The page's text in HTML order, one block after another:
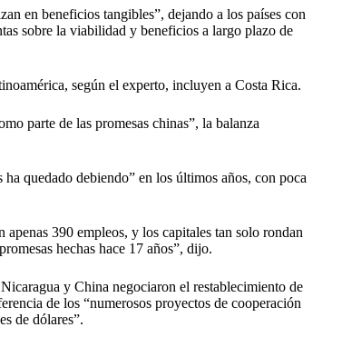
en beneficios tangibles”, dejando a los países con
sobre la viabilidad y beneficios a largo plazo de
según el experto, incluyen a Costa Rica.
parte de las promesas chinas”, la balanza
quedado debiendo” en los últimos años, con poca
390 empleos, y los capitales tan solo rondan
hechas hace 17 años”, dijo.
y China negociaron el restablecimiento de
de los “numerosos proyectos de cooperación
de dólares”.